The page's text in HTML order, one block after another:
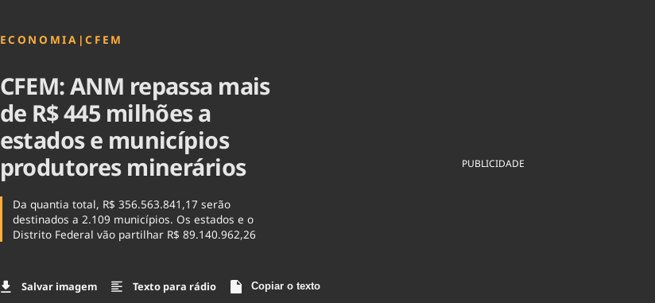
Agronegócios
Brasil
ECONOMIA |CFEM
CFEM: ANM repassa mais
de R$ 445 milhões a
estados e municípios
produtores minerários
Da quantia total, R$ 356.563.841,17 serão
destinados a 2.109 municípios. Os estados e o
Distrito Federal vão partilhar R$ 89.140.962,26
Salvar imagem Texto para rádio Copiar o texto
PUBLICIDADE